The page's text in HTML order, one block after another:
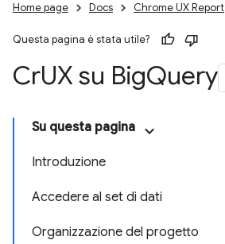
Home page Docs Chrome UX Report
Questa pagina è stata utile?
CrUX su BigQuery
Su questa pagina
Introduzione
Accedere al set di dati
Organizzazione del progetto